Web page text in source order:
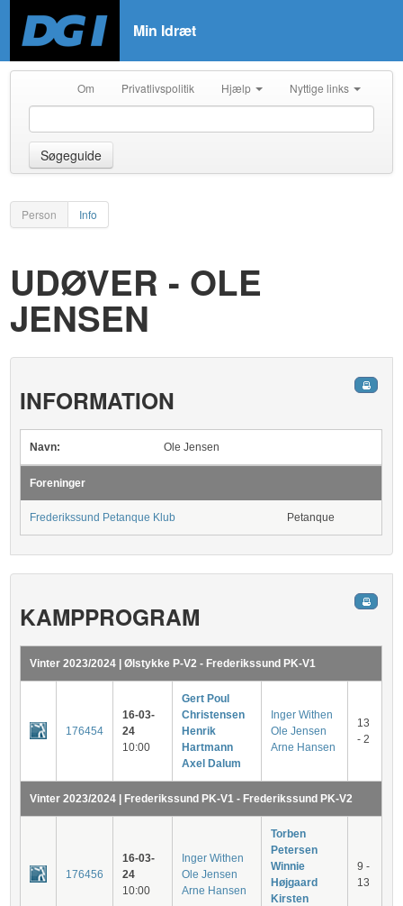
Min Idræt
Om Privatlivspolitik Hjælp Nyttige links
Søgeguide
Person Info
UDØVER - OLE
JENSEN
INFORMATION
Navn: Ole Jensen
Foreninger
Frederikssund Petanque Klub Petanque
KAMPPROGRAM
Vinter 2023/2024 | Ølstykke P-V2 - Frederikssund PK-V1
176454
16-03-
24
10:00
Gert Poul
Christensen
Henrik
Hartmann
Axel Dalum
Inger Withen
Ole Jensen
Arne Hansen
13
- 2
Vinter 2023/2024 | Frederikssund PK-V1 - Frederikssund PK-V2
176456
16-03-
24
10:00
Inger Withen
Ole Jensen
Arne Hansen
Torben
Petersen
Winnie
Højgaard
Kirsten
9 -
13